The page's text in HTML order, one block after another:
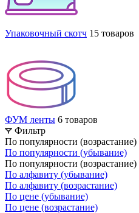
Упаковочный скотч 15 товаров
ФУМ ленты 6 товаров
Фильтр
По популярности (возрастание)
По популярности (убывание)
По популярности (возрастание)
По алфавиту (убывание)
По алфавиту (возрастание)
По цене (убывание)
По цене (возрастание)